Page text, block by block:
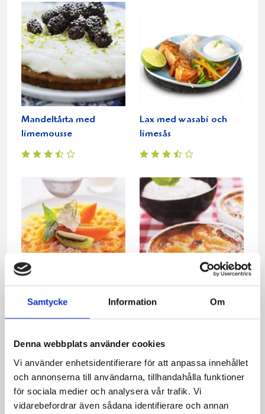
Samtycke Information Om
Denna webbplats använder cookies
Vi använder enhetsidentifierare för att anpassa innehållet
och annonserna till användarna, tillhandahålla funktioner
för sociala medier och analysera vår trafik. Vi
vidarebefordrar även sådana identifierare och annan
Mandeltårta med
limemousse
Lax med wasabi och
limesås
limefraiche och exotisk